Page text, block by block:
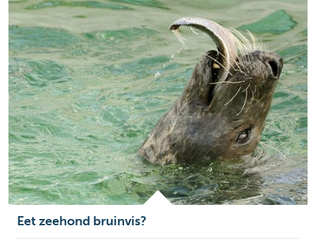
Eet zeehond bruinvis?